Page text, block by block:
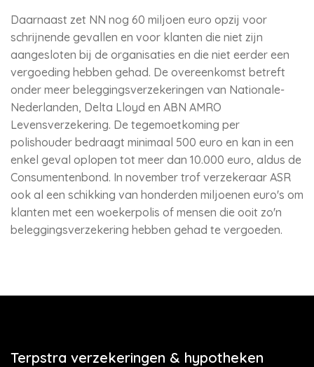
Daarnaast zet NN nog 60 miljoen euro opzij voor
schrijnende gevallen en voor klanten die niet zijn
aangesloten bij de organisaties en die niet eerder een
vergoeding hebben gehad. De overeenkomst betreft
onder meer beleggingsverzekeringen van Nationale-
Nederlanden, Delta Lloyd en ABN AMRO
Levensverzekering. De tegemoetkoming per
polishouder bedraagt minimaal 500 euro en kan in een
enkel geval oplopen tot meer dan 10.000 euro, aldus de
Consumentenbond. In november trof verzekeraar ASR
ook al een schikking van honderden miljoenen euro's om
klanten met een woekerpolis of mensen die ooit zo'n
beleggingsverzekering hebben gehad te vergoeden.
Terpstra verzekeringen & hypotheken